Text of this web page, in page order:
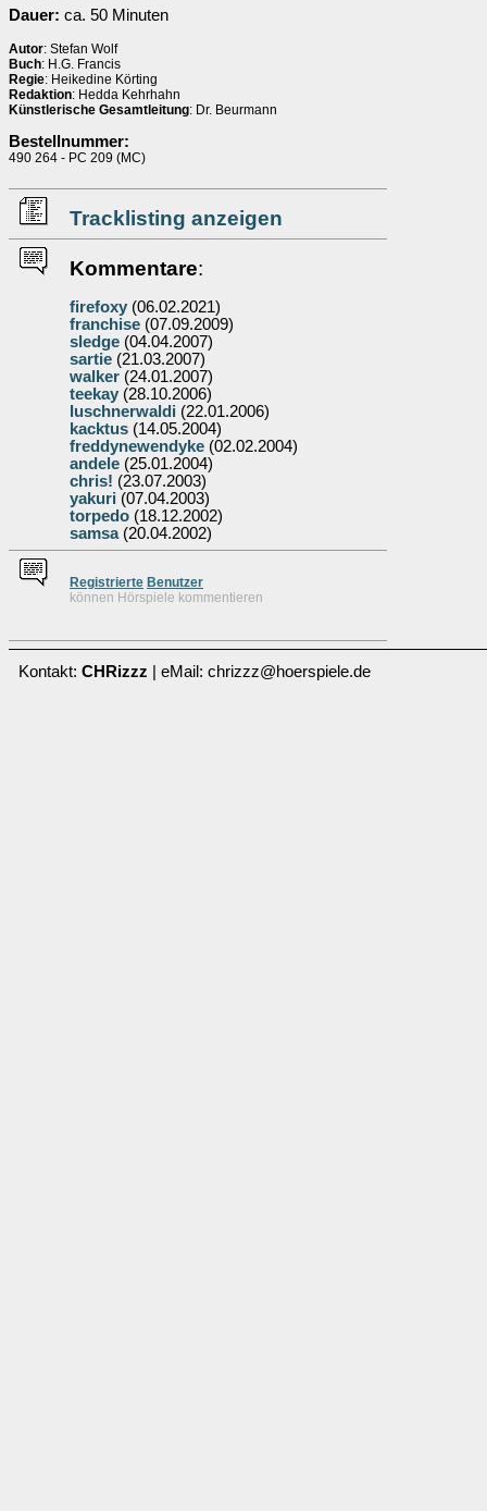
Dauer: ca. 50 Minuten
Autor: Stefan Wolf
Buch: H.G. Francis
Regie: Heikedine Körting
Redaktion: Hedda Kehrhahn
Künstlerische Gesamtleitung: Dr. Beurmann
Bestellnummer:
490 264 - PC 209 (MC)
Tracklisting anzeigen
Kommentare:
firefoxy (06.02.2021)
franchise (07.09.2009)
sledge (04.04.2007)
sartie (21.03.2007)
walker (24.01.2007)
teekay (28.10.2006)
luschnerwaldi (22.01.2006)
kacktus (14.05.2004)
freddynewendyke (02.02.2004)
andele (25.01.2004)
chris! (23.07.2003)
yakuri (07.04.2003)
torpedo (18.12.2002)
samsa(20.04.2002)
Registrierte Benutzer
können Hörspiele kommentieren
Kontakt: CHRizzz | eMail: chrizzz@hoerspiele.de